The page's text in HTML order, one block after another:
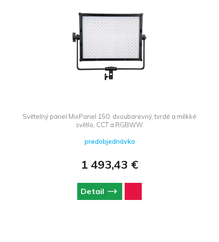
Světelný panel MixPanel 150, dvoubarevný, tvrdé a měkké
světlo, CCT a RGBWW.
predobjednávka
1 493,43 €
Detail